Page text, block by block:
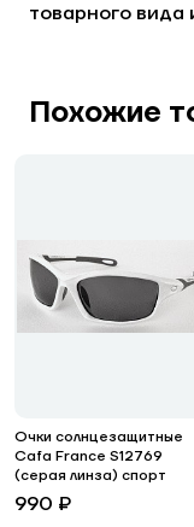
товарного вида
Похожие
Очки солнцезащитные
Cafa France S12769
(серая линза) спорт
990 ₽